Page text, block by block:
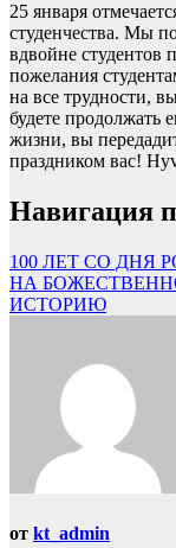
25 января
студенчества. Мы
вдвойне
пожелания
на все трудности,
будете продолжать
жизни, вы
праздником вас!
Навигация
100 ЛЕТ СО ДНЯ
НА
ИСТОРИЮ
от kt_admin